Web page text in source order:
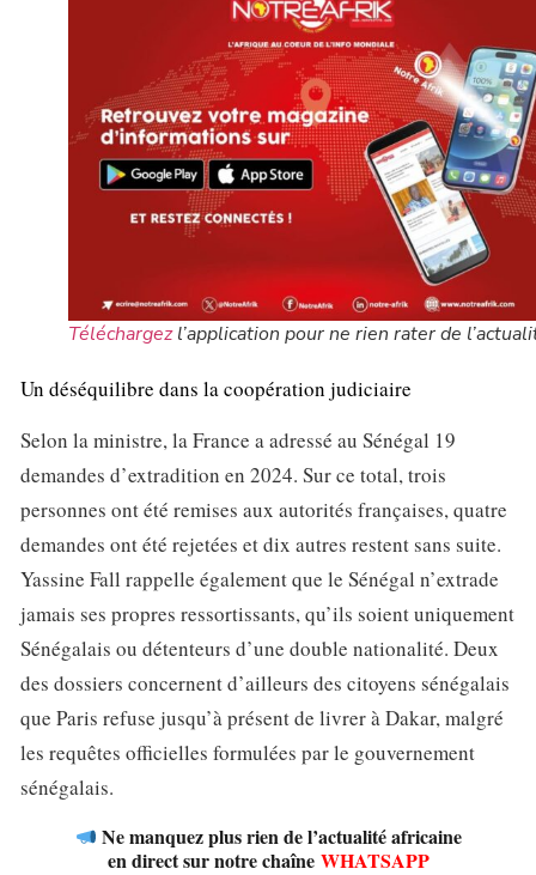
Téléchargezl’application pour ne rien rater de
Un déséquilibre dans la coopération judiciaire
Selon la ministre, la France a adressé au Sénégal 19
demandes d’extradition en 2024. Sur ce total, trois
personnes ont été remises aux autorités françaises, quatre
demandes ont été rejetées et dix autres restent sans suite.
Yassine Fall rappelle également que le Sénégal n’extrade
jamais ses propres ressortissants, qu’ils soient uniquement
Sénégalais ou détenteurs d’une double nationalité. Deux
des dossiers concernent d’ailleurs des citoyens sénégalais
que Paris refuse jusqu’à présent de livrer à Dakar, malgré
les requêtes officielles formulées par le gouvernement
sénégalais.
Ne manquez plus rien de l’actualité africaine
en direct sur notre chaîne WHATSAPP